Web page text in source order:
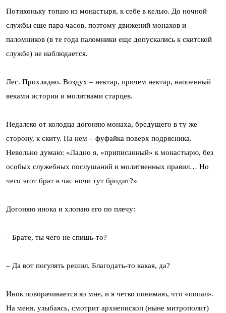
Потихоньку топаю из монастыря, к себе в келью. До ночной
службы еще пара часов, поэтому движений монахов и
паломников (в те года паломники еще допускались к скитской
службе) не наблюдается.
Лес. Прохладно. Воздух – нектар, причем нектар, напоенный
веками истории и молитвами старцев.
Недалеко от колодца догоняю монаха, бредущего в ту же
сторону, к скиту. На нем – фуфайка поверх подрясника.
Невольно думаю: «Ладно я, «приписанный» к монастырю, без
особых служебных послушаний и молитвенных правил… Но
чего этот брат в час ночи тут бродит?»
Догоняю инока и хлопаю его по плечу:
– Брате, ты чего не спишь-то?
– Да вот погулять решил. Благодать-то какая, да?
Инок поворачивается ко мне, и я четко понимаю, что «попал».
На меня, улыбаясь, смотрит архиепископ (ныне митрополит)